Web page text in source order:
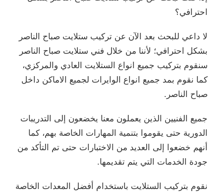
احترافي؟
لا داعي للبحث بعد الآن عن تركيب ستلايت صباح الناصر
بشكل احترافي؛ لأننا من خلال فني ستلايت صباح الناصر
سنقوم بتركيب جميع انواع الستلايت العادي والمركزي،
كما نقوم بمد جميع انواع الوايرات لجميع الاماكن داخل
صباح الناصر.
جميع الفنيين الذين يعملون معنا يخضعون إلى التدريبات
الدورية حتى يقوموا بتنمية المهارات الخاصة بهم، كما
أنهم خضعوا إلى العديد من الاختبارات حتى تم التأكد من
جودة الخدمات التي يتم تقديمها.
نقوم بتركيب الستلايت باستخدام أفضل المعدات الخاصة